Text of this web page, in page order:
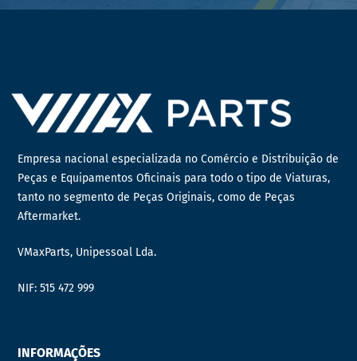
Empresa nacional especializada no Comércio e Distribuição de
Peças e Equipamentos Oficinais para todo o tipo de Viaturas,
tanto no segmento de Peças Originais, como de Peças
Aftermarket.
VMaxParts, Unipessoal Lda.
NIF: 515 472 999
INFORMAÇÕES